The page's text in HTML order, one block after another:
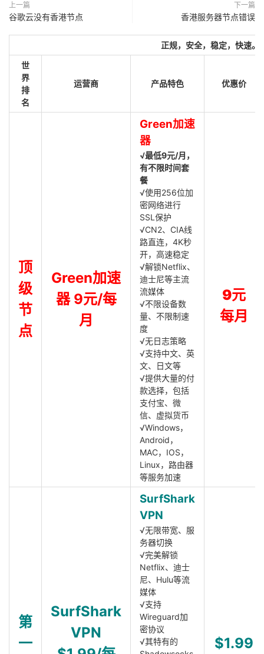
上一篇
谷歌云没有香港节点
下一篇
香港服务器节点错误
正规，安全，稳定，快速。
世
界
排
名
运营商 产品特色 优惠价
顶
级
节
点
Green加速
器 9元/每
月
Green加速
器
√最低9元/月，
有不限时间套
餐
√使用256位加
密网络进行
SSL保护
√CN2、CIA线
路直连，4K秒
开，高速稳定
√解锁Netflix、
迪士尼等主流
流媒体
√不限设备数
量、不限制速
度
√无日志策略
√支持中文、英
文、日文等
√提供大量的付
款选择，包括
支付宝、微
信、虚拟货币
√Windows，
Android，
MAC，IOS，
Linux，路由器
等服务加速
9元
每月
第
一
SurfShark
VPN
SurfShark
VPN
√无限带宽、服
务器切换
√完美解锁
Netflix、迪士
尼、Hulu等流
媒体
√支持
Wireguard加
密协议
√其特有的
$1.99